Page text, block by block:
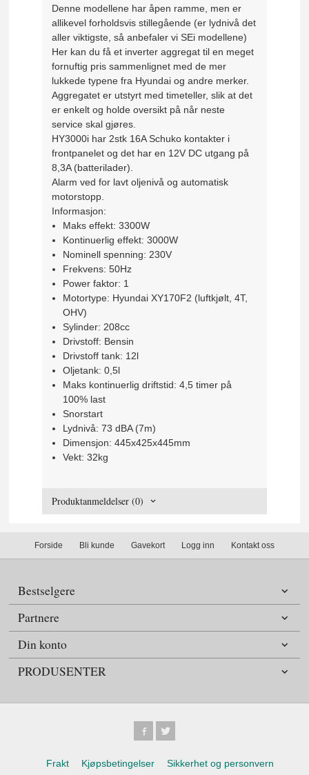
Denne modellene har åpen ramme, men er
allikevel forholdsvis stillegående (er lydnivå det
aller viktigste, så anbefaler vi SEi modellene)
Her kan du få et inverter aggregat til en meget
fornuftig pris sammenlignet med de mer
lukkede typene fra Hyundai og andre merker.
Aggregatet er utstyrt med timeteller, slik at det
er enkelt og holde oversikt på når neste
service skal gjøres.
HY3000i har 2stk 16A Schuko kontakter i
frontpanelet og det har en 12V DC utgang på
8,3A (batterilader).
Alarm ved for lavt oljenivå og automatisk
motorstopp.
Informasjon:
Maks effekt: 3300W
Kontinuerlig effekt: 3000W
Nominell spenning: 230V
Frekvens: 50Hz
Power faktor: 1
Motortype: Hyundai XY170F2 (luftkjølt, 4T,
OHV)
Sylinder: 208cc
Drivstoff: Bensin
Drivstoff tank: 12l
Oljetank: 0,5l
Maks kontinuerlig driftstid: 4,5 timer på
100% last
Snorstart
Lydnivå: 73 dBA (7m)
Dimensjon: 445x425x445mm
Vekt: 32kg
Produktanmeldelser (0)
Forside Bli kunde Gavekort Logg inn Kontakt oss
Bestselgere
Partnere
Din konto
PRODUSENTER
Frakt Kjøpsbetingelser Sikkerhet og personvern